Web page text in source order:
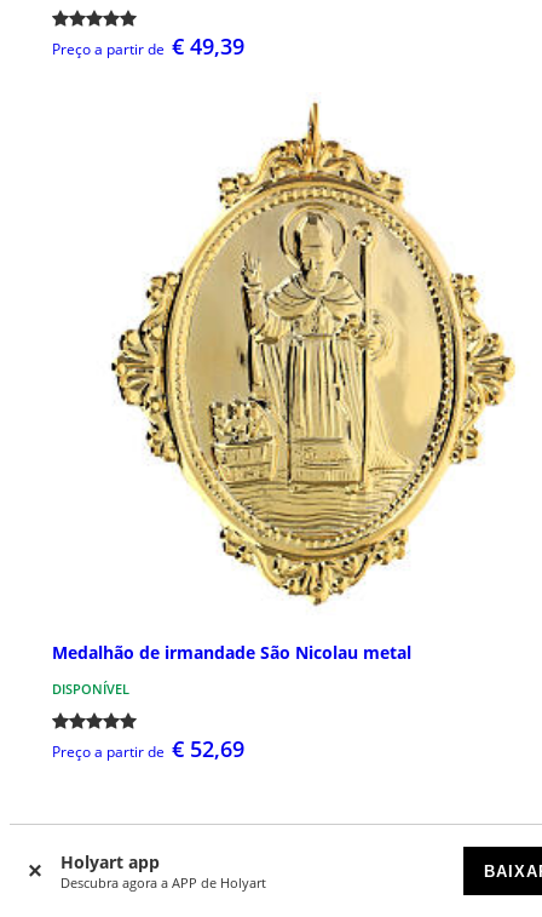
Holyart app
Descubra agora a APP de Holyart
Preço a partir de € 49,39
Medalhão de irmandade São Nicolau metal
DISPONÍVEL
Preço a partir de € 52,69